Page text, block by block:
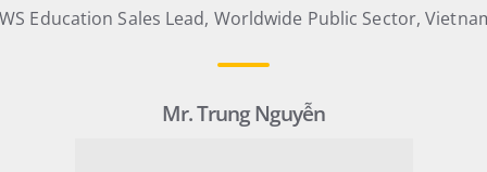
Education Sales Lead, Worldwide Public Sector,
Mr. Trung Nguyễn